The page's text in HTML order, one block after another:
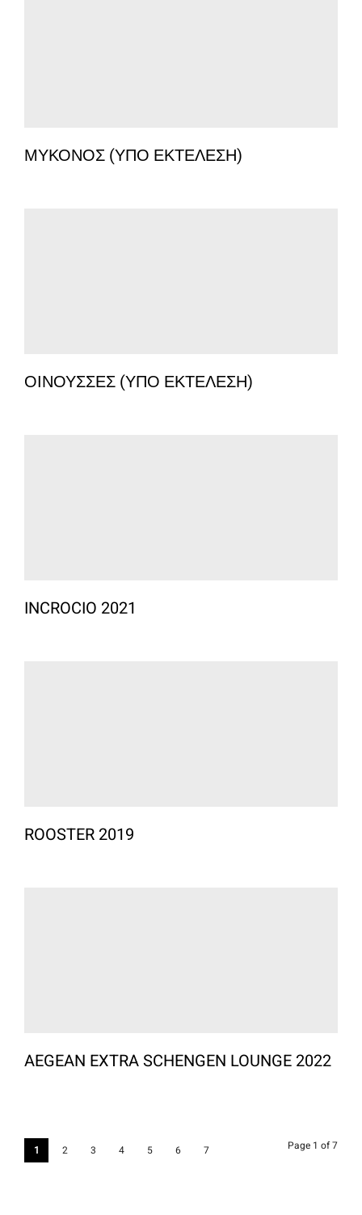
ΜΥΚΟΝΟΣ (ΥΠΟ ΕΚΤΕΛΕΣΗ)
ΟΙΝΟΥΣΣΕΣ (ΥΠΟ ΕΚΤΕΛΕΣΗ)
INCROCIO 2021
ROOSTER 2019
AEGEAN EXTRA SCHENGEN LOUNGE 2022
1 2 3 4 5 6 7 Page 1 of 7